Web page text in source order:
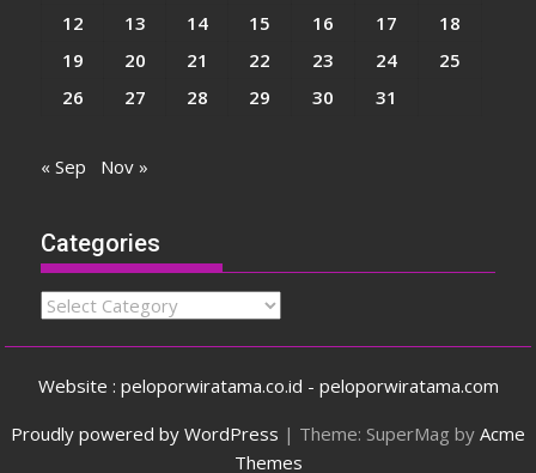
12
13 14 15 16 17
18
19
20 21 22 23 24
25
26
27 28 29 30 31
« Sep Nov »
Categories
Categories
Website : peloporwiratama.co.id - peloporwiratama.com
Proudly powered by WordPress | Theme: SuperMag by Acme
Themes